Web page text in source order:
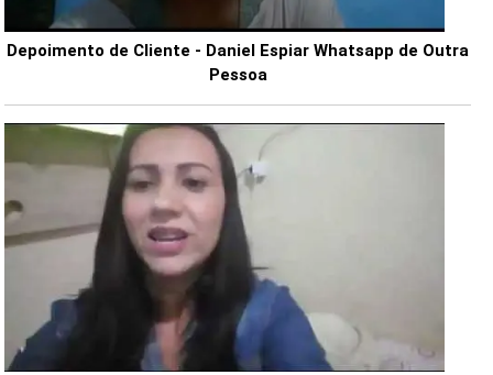
Depoimento de Cliente - Daniel Espiar Whatsapp de Outra
Pessoa